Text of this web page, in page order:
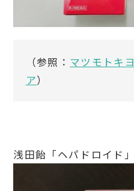
（参照： マツモトキ
ア）
浅田飴「ヘパドロイド